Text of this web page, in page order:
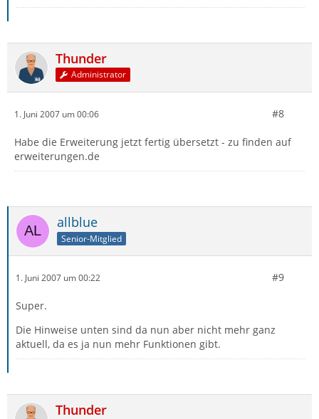
Thunder
Administrator
1. Juni 2007 um 00:06 #8
Habe die Erweiterung jetzt fertig übersetzt - zu finden auf
erweiterungen.de
allblue
Senior-Mitglied
1. Juni 2007 um 00:22 #9
Super.
Die Hinweise unten sind da nun aber nicht mehr ganz
aktuell, da es ja nun mehr Funktionen gibt.
Thunder